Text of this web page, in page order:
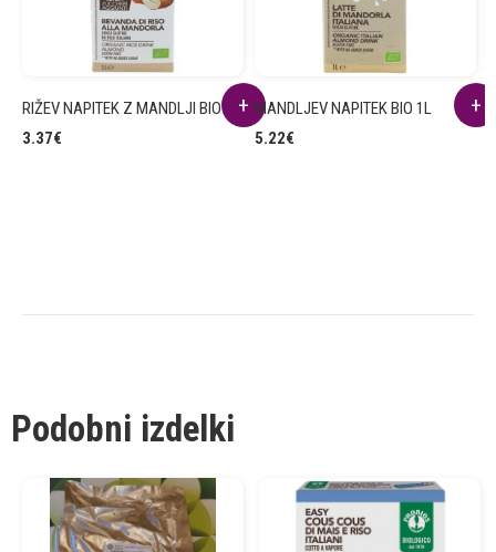
RIŽEV NAPITEK Z MANDLJI BIO 1L
3.37€
MANDLJEV NAPITEK BIO 1L
5.22€
Podobni izdelki